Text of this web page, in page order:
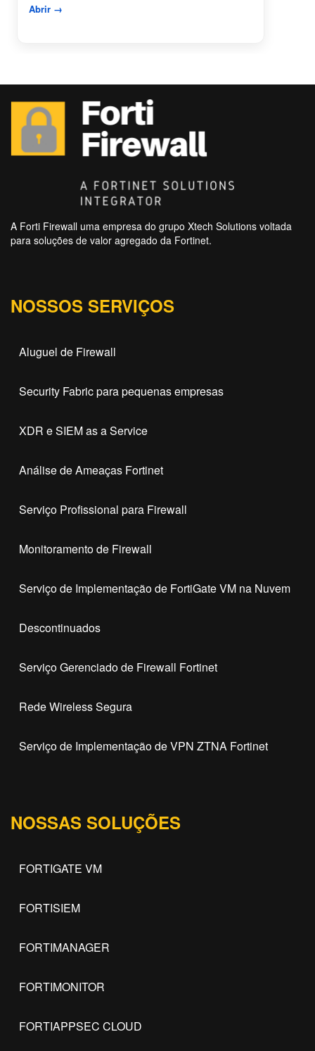
Abrir →
A Forti Firewall uma empresa do grupo Xtech Solutions voltada
para soluções de valor agregado da Fortinet.
NOSSOS SERVIÇOS
Aluguel de Firewall
Security Fabric para pequenas empresas
XDR e SIEM as a Service
Análise de Ameaças Fortinet
Serviço Profissional para Firewall
Monitoramento de Firewall
Serviço de Implementação de FortiGate VM na Nuvem
Descontinuados
Serviço Gerenciado de Firewall Fortinet
Rede Wireless Segura
Serviço de Implementação de VPN ZTNA Fortinet
NOSSAS SOLUÇÕES
FORTIGATE VM
FORTISIEM
FORTIMANAGER
FORTIMONITOR
FORTIAPPSEC CLOUD